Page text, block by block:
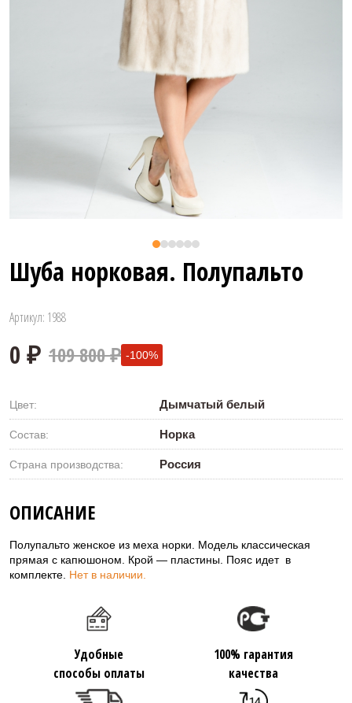
Шуба норковая. Полупальто
Артикул: 1988
0 ₽
109 800 ₽ -100%
Цвет: Дымчатый белый
Состав: Норка
Страна производства: Россия
ОПИСАНИЕ
Полупальто женское из меха норки. Модель классическая
прямая с капюшоном. Крой — пластины. Пояс идет в
комплекте. Нет в наличии.
Удобные
способы оплаты
100% гарантия
качества